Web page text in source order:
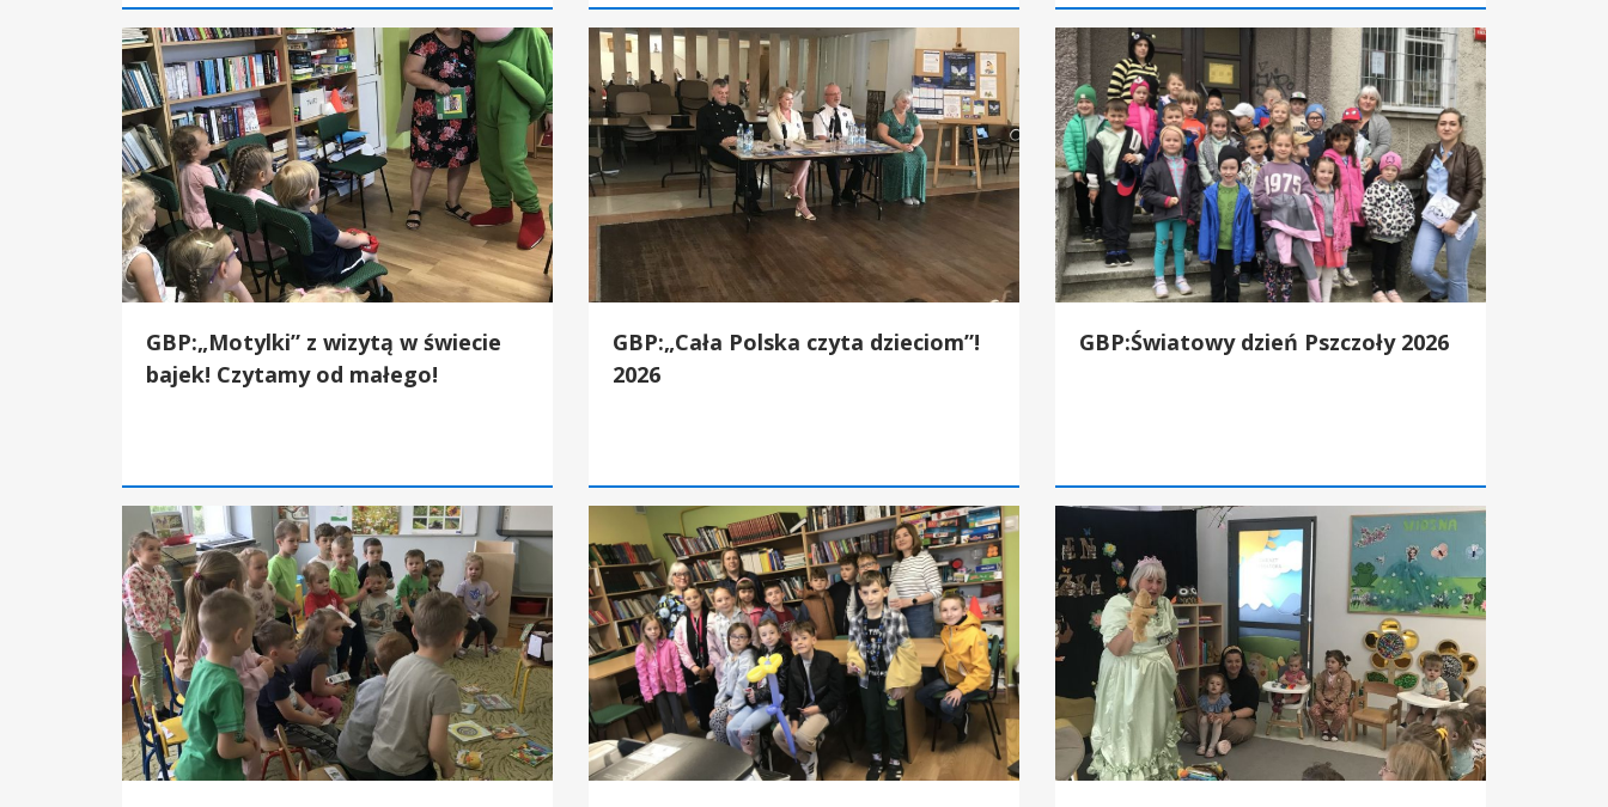
GBP:„Motylki” z wizytą w świecie bajek! Czytamy od małego!
GBP:„Motylki” z wizytą w świecie
bajek! Czytamy od małego!
GBP:„Cała Polska czyta dzieciom”! 2026
GBP:„Cała Polska czyta dzieciom”!
2026
GBP:Światowy dzień Pszczoły 2026
GBP:Światowy dzień Pszczoły 2026
GBP:Kto uciekł z bajki GBP:Dień Bibliotekarza 2026 GBP:Dzień Książki w żłobku